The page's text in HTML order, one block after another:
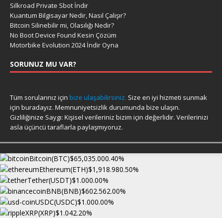
Silkroad Private Sbot İndir
Kuantum Bilgisayar Nedir, Nasıl Çalışır?
Bitcoin Silinebilir mi, Olasılığı Nedir?
No Boot Device Found Kesin Çözüm
Motorbike Evolution 2024 İndir Oyna
SORUNUZ MU VAR?
Tüm sorularınız için bize ulaşabilirsiniz. Size en iyi hizmeti sunmak
için buradayız. Memnuniyetsizlik durumunda bize ulaşın.
Gizliliğinize Saygı: Kişisel verileriniz bizim için değerlidir. Verilerinizi
asla üçüncü taraflarla paylaşmıyoruz.
Bitcoin(BTC)$65,035.000.40%
Ethereum(ETH)$1,918.980.50%
Tether(USDT)$1.000.00%
BNB(BNB)$602.562.00%
USDC(USDC)$1.000.00%
XRP(XRP)$1.042.20%